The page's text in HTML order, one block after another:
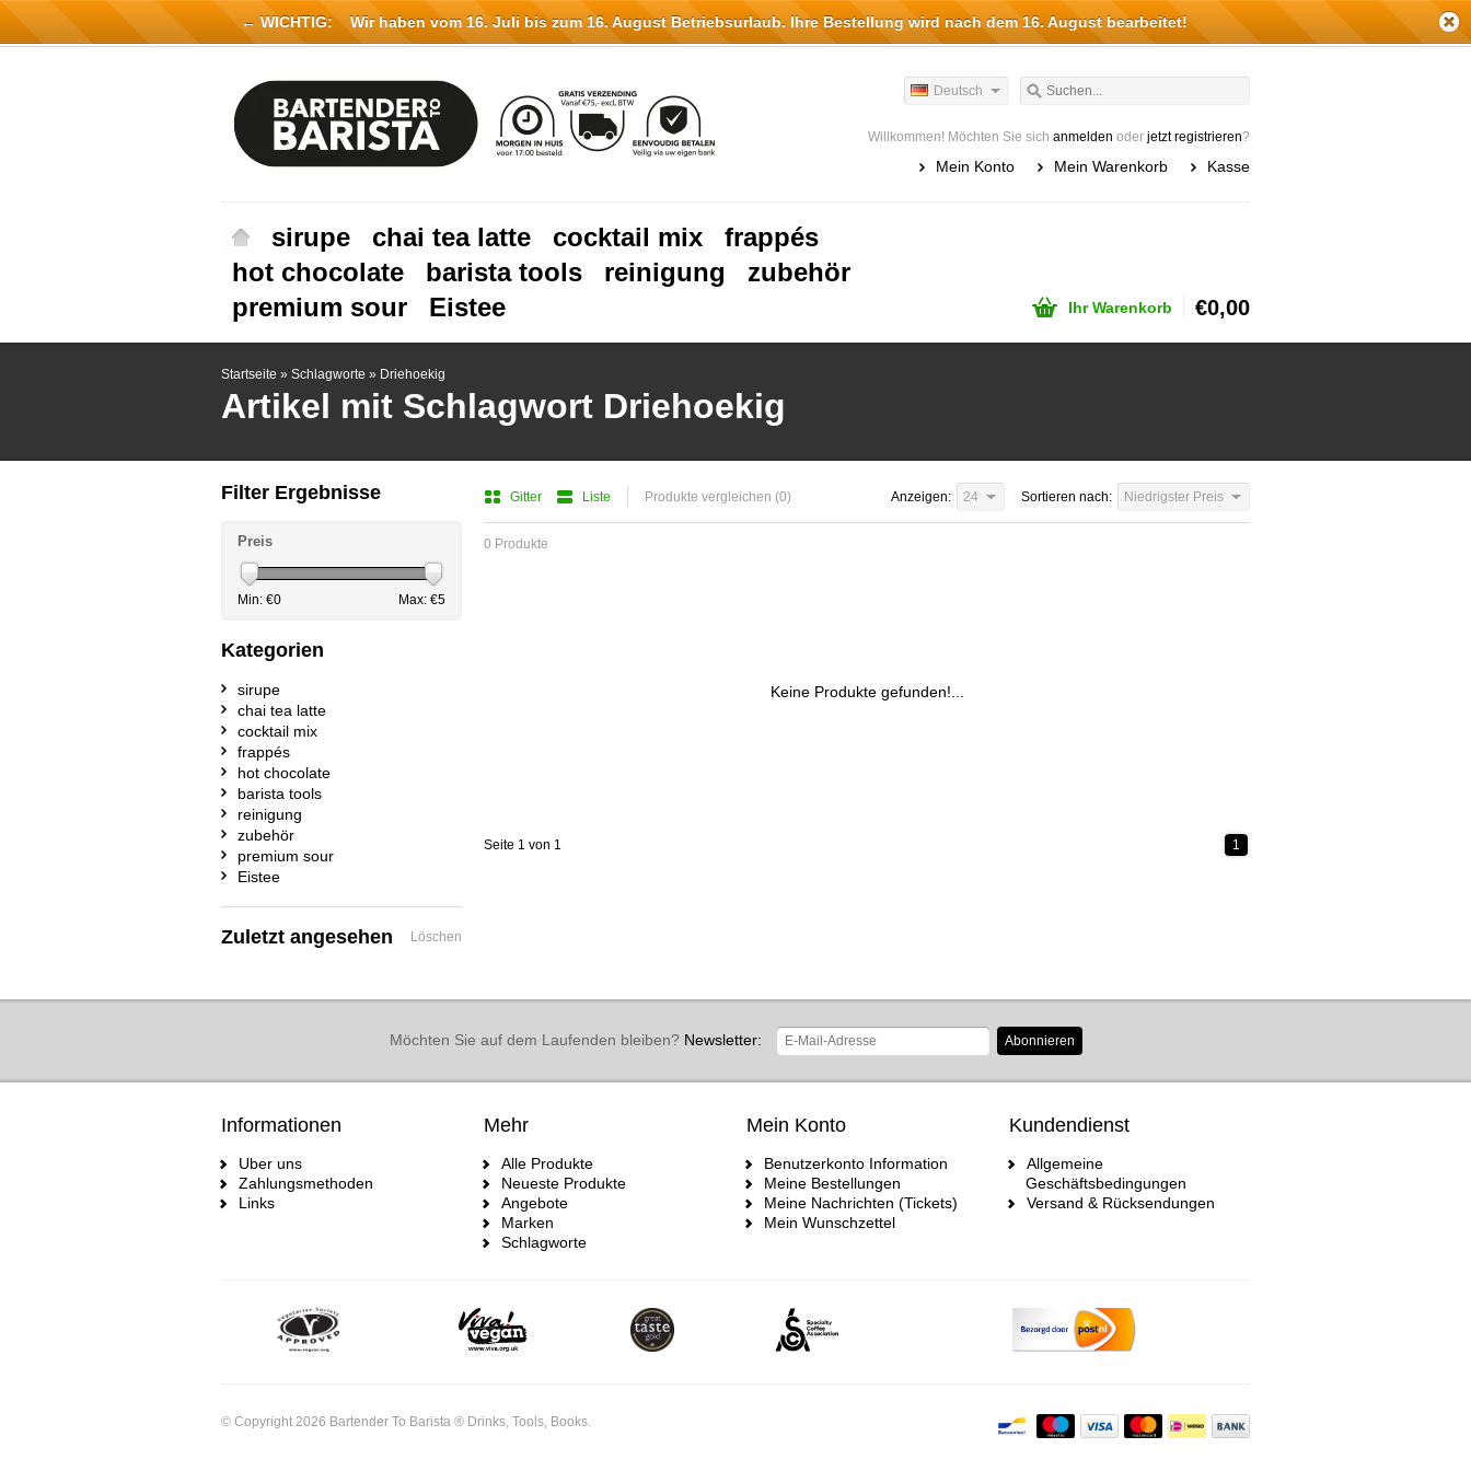
Deutsch
Willkommen! Möchten Sie sich anmelden oder jetzt registrieren?
Mein Konto Mein Warenkorb Kasse
sirupe chai tea latte cocktail mix
frappés
hot chocolate
barista tools reinigung
zubehör
premium sour
Eistee Ihr Warenkorb €0,00
Startseite » Schlagworte » Driehoekig
Artikel mit Schlagwort Driehoekig
Gitter Liste Produkte vergleichen (0) Sortieren nach: Niedrigster Preis
Anzeigen: 24
0 Produkte
Keine Produkte gefunden!...
Seite 1 von 1 1
Filter Ergebnisse
Preis
Min: €0 Max: €5
Kategorien
sirupe
chai tea latte
cocktail mix
frappés
hot chocolate
barista tools
reinigung
zubehör
premium sour
Eistee
Zuletzt angesehen Löschen
Möchten Sie auf dem Laufenden bleiben?Newsletter: Abonnieren
Informationen
Uber uns
Zahlungsmethoden
Links
Mehr
Alle Produkte
Neueste Produkte
Angebote
Marken
Schlagworte
Mein Konto
Benutzerkonto Information
Meine Bestellungen
Meine Nachrichten (Tickets)
Mein Wunschzettel
Kundendienst
Allgemeine
Geschäftsbedingungen
Versand & Rücksendungen
© Copyright 2026 Bartender To Barista ® Drinks, Tools, Books.
← WICHTIG:Wir haben vom 16. Juli bis zum 16. August Betriebsurlaub. Ihre Bestellung wird nach dem 16. August bearbeitet!